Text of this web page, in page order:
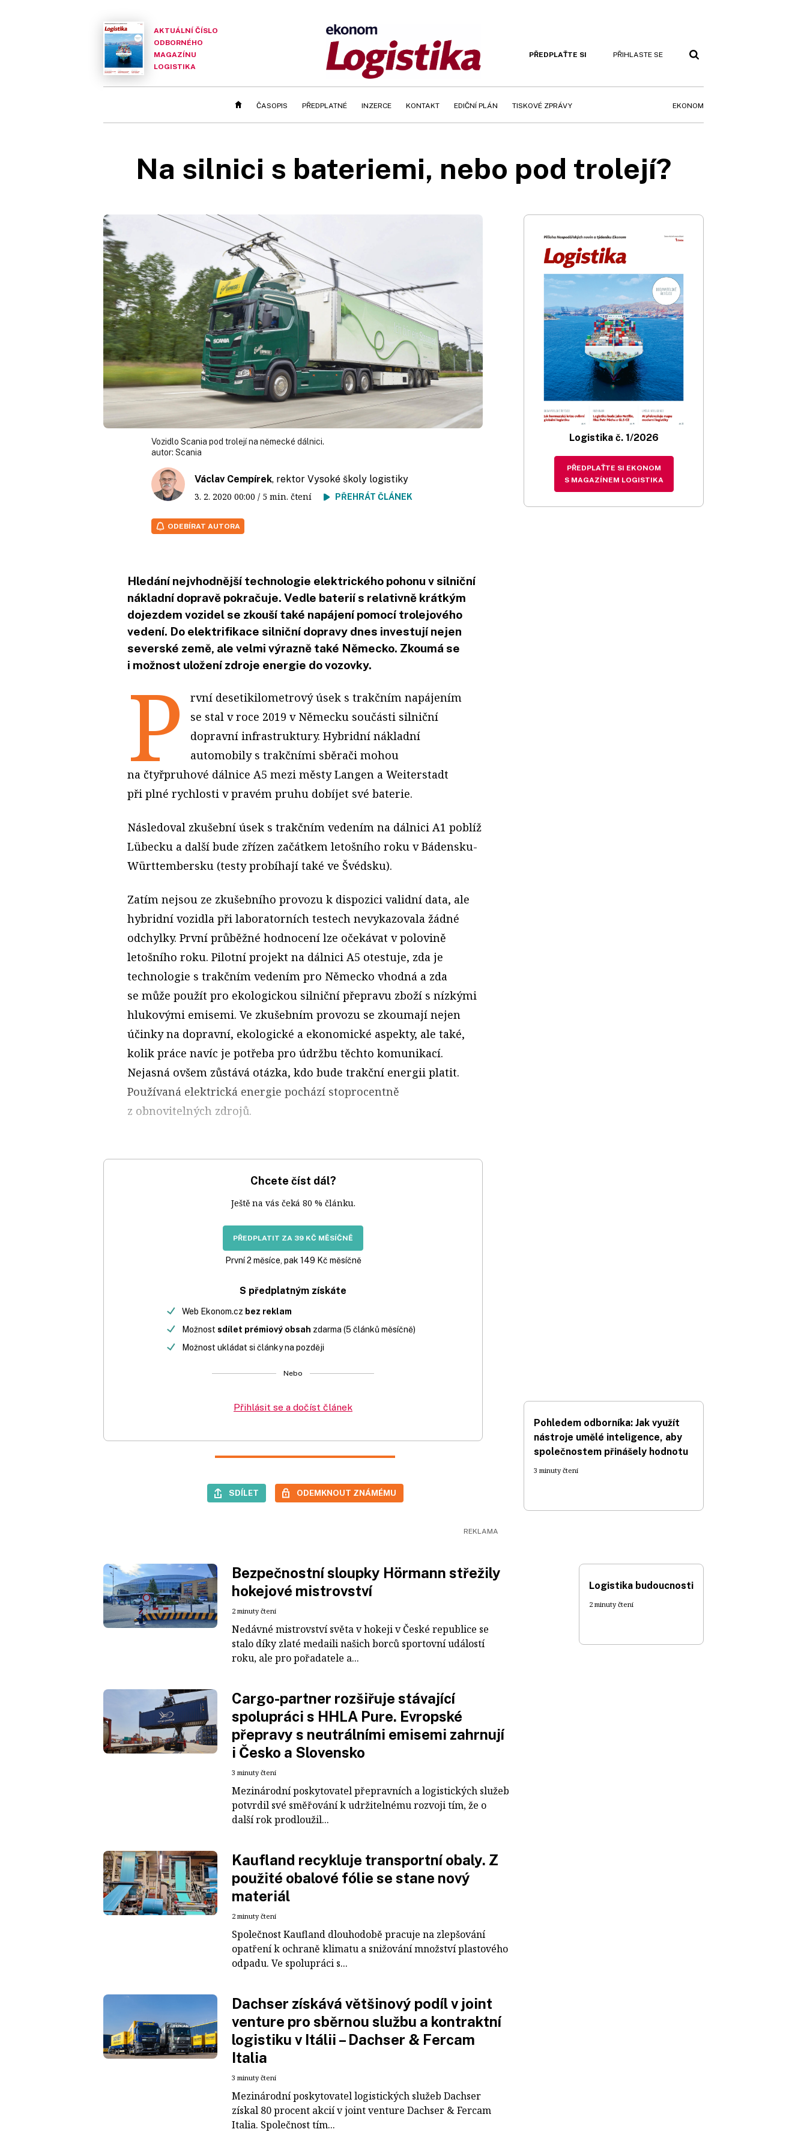
AKTUÁLNÍ ČÍSLO
ODBORNÉHO
MAGAZÍNU
LOGISTIKA
PŘEDPLAŤTE SI PŘIHLASTE SE
ČASOPIS PŘEDPLATNÉ INZERCE KONTAKT EDIČNÍ PLÁN TISKOVÉ ZPRÁVY EKONOM
Na silnici s bateriemi, nebo pod trolejí?
Vozidlo Scania pod trolejí na německé dálnici.
autor: Scania
Václav Cempírek, rektor Vysoké školy logistiky
3. 2. 2020 00:00 / 5 min. čtení PŘEHRÁT ČLÁNEK
ODEBÍRAT AUTORA
Hledání nejvhodnější technologie elektrického pohonu v silniční
nákladní dopravě pokračuje. Vedle baterií s relativně krátkým
dojezdem vozidel se zkouší také napájení pomocí trolejového
vedení. Do elektrifikace silniční dopravy dnes investují nejen
severské země, ale velmi výrazně také Německo. Zkoumá se
i možnost uložení zdroje energie do vozovky.
P
rvní desetikilometrový úsek s trakčním napájením
se stal v roce 2019 v Německu součásti silniční
dopravní infrastruktury. Hybridní nákladní
automobily s trakčními sběrači mohou
na čtyřpruhové dálnice A5 mezi městy Langen a Weiterstadt
při plné rychlosti v pravém pruhu dobíjet své baterie.
Následoval zkušební úsek s trakčním vedením na dálnici A1 poblíž
Lübecku a další bude zřízen začátkem letošního roku v Bádensku-
Württembersku (testy probíhají také ve Švédsku).
Zatím nejsou ze zkušebního provozu k dispozici validní data, ale
hybridní vozidla při laboratorních testech nevykazovala žádné
odchylky. První průběžné hodnocení lze očekávat v polovině
letošního roku. Pilotní projekt na dálnici A5 otestuje, zda je
technologie s trakčním vedením pro Německo vhodná a zda
se může použít pro ekologickou silniční přepravu zboží s nízkými
hlukovými emisemi. Ve zkušebním provozu se zkoumají nejen
účinky na dopravní, ekologické a ekonomické aspekty, ale také,
kolik práce navíc je potřeba pro údržbu těchto komunikací.
Nejasná ovšem zůstává otázka, kdo bude trakční energii platit.
Používaná elektrická energie pochází stoprocentně
z obnovitelných zdrojů.
Chcete číst dál?
Ještě na vás čeká 80 % článku.
PŘEDPLATIT ZA 39 KČ MĚSÍČNĚ
První 2 měsíce, pak 149 Kč měsíčně
S předplatným získáte
Web Ekonom.cz bez reklam
Možnost sdílet prémiový obsah zdarma (5 článků měsíčně)
Možnost ukládat si články na později
Nebo
Přihlásit se a dočíst článek
SDÍLET ODEMKNOUT ZNÁMÉMU
Logistika č. 1/2026
PŘEDPLAŤTE SI EKONOM
S MAGAZÍNEM LOGISTIKA
Pohledem odborníka: Jak využít
nástroje umělé inteligence, aby
společnostem přinášely hodnotu
3 minuty čtení
Bezpečnostní sloupky Hörmann střežily
hokejové mistrovství
2 minuty čtení
Nedávné mistrovství světa v hokeji v České republice se
stalo díky zlaté medaili našich borců sportovní událostí
roku, ale pro pořadatele a...
Cargo-partner rozšiřuje stávající
spolupráci s HHLA Pure. Evropské
přepravy s neutrálními emisemi zahrnují
i Česko a Slovensko
3 minuty čtení
Mezinárodní poskytovatel přepravních a logistických služeb
potvrdil své směřování k udržitelnému rozvoji tím, že o
další rok prodloužil...
Kaufland recykluje transportní obaly. Z
použité obalové fólie se stane nový
materiál
2 minuty čtení
Společnost Kaufland dlouhodobě pracuje na zlepšování
opatření k ochraně klimatu a snižování množství plastového
odpadu. Ve spolupráci s...
Dachser získává většinový podíl v joint
venture pro sběrnou službu a kontraktní
logistiku v Itálii – Dachser & Fercam
Italia
3 minuty čtení
Mezinárodní poskytovatel logistických služeb Dachser
získal 80 procent akcií v joint venture Dachser & Fercam
Italia. Společnost tím...
Logistika budoucnosti
2 minuty čtení